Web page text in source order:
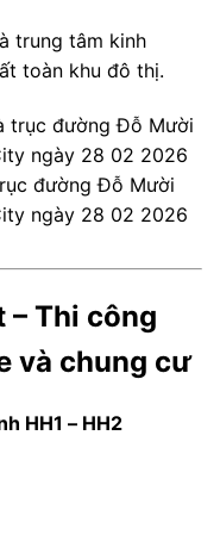
trung tâm kinh
toàn khu đô thị.
đường Đỗ Mười
ngày 28 02 2026
– Thi công
và chung cư
HH1 – HH2